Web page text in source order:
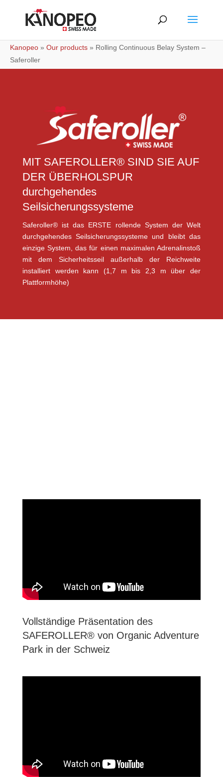
Kanopeo » Our products » Rolling Continuous Belay System –
Saferoller
MIT SAFEROLLER® SIND SIE AUF
DER ÜBERHOLSPUR
durchgehendes
Seilsicherungssysteme
Saferoller® ist das ERSTE rollende System der Welt
durchgehendes Seilsicherungssysteme und bleibt das
einzige System, das für einen maximalen Adrenalinstoß
mit dem Sicherheitsseil außerhalb der Reichweite
installiert werden kann (1,7 m bis 2,3 m über der
Plattformhöhe)
Vollständige Präsentation des
SAFEROLLER® von Organic Adventure
Park in der Schweiz